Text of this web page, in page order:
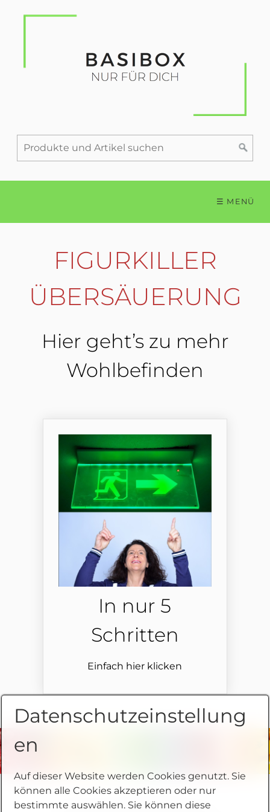
☰ MENÜ
FIGURKILLER
ÜBERSÄUERUNG
Hier geht’s zu mehr
Wohlbefinden
In nur 5
Schritten
Einfach hier klicken
Datenschutzeinstellung
en
Auf dieser Website werden Cookies genutzt. Sie
können alle Cookies akzeptieren oder nur
bestimmte auswählen. Sie können diese